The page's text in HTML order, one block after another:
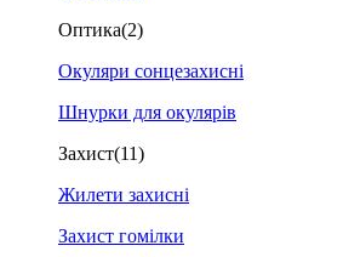
Оптика(2)
Окуляри сонцезахисні
Шнурки для окулярів
Захист(11)
Жилети захисні
Захист гомілки